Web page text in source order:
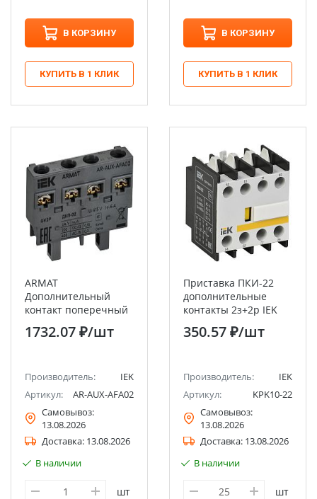
В КОРЗИНУ
КУПИТЬ В 1 КЛИК
В КОРЗИНУ
КУПИТЬ В 1 КЛИК
ARMAT
Дополнительный
контакт поперечный
ДКП-02 GV2P IEK
1732.07 ₽/шт
Производитель:
IEK
Артикул:
AR-AUX-AFA02
Самовывоз:
13.08.2026
Доставка: 13.08.2026
В наличии
шт
Приставка ПКИ-22
дополнительные
контакты 2з+2р IEK
350.57 ₽/шт
Производитель:
IEK
Артикул:
KPK10-22
Самовывоз:
13.08.2026
Доставка: 13.08.2026
В наличии
шт